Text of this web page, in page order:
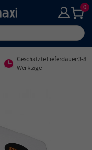
0
Geschätzte Lieferdauer:3-8
Werktage